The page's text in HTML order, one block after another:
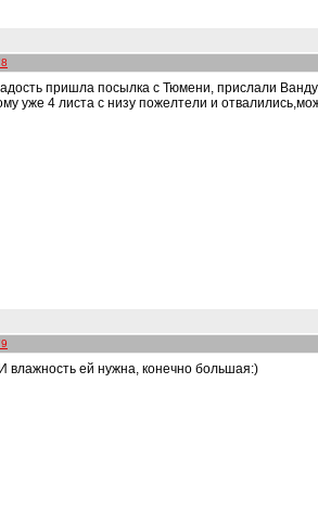
пришла посылка с Тюмени, прислали
уже 4 листа с низу пожелтели и
влажность ей нужна, конечно большая:)